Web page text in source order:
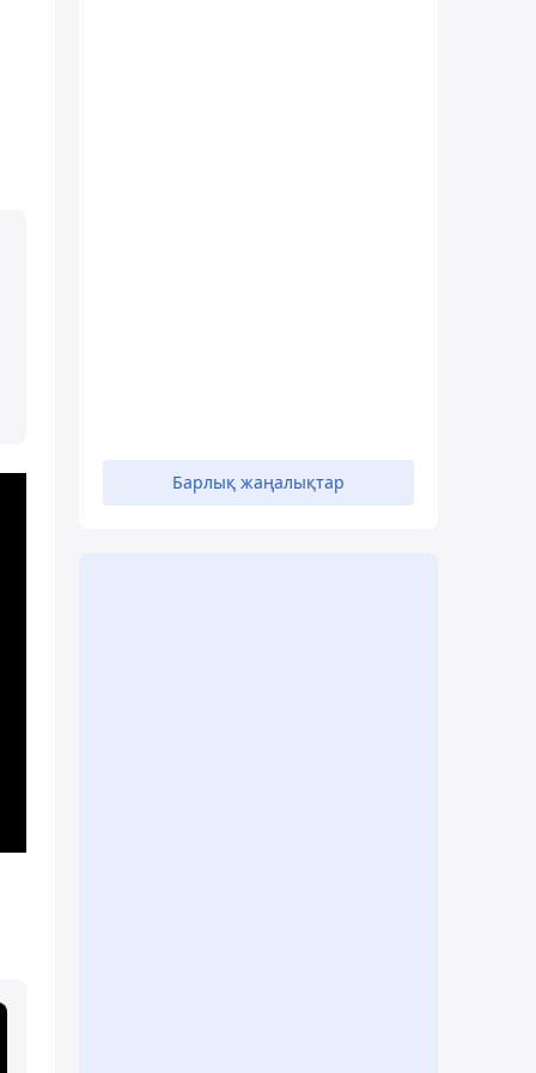
Барлық жаңалықтар